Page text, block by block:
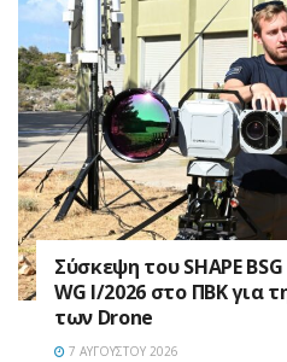
Σύσκεψη του SHAPE
WG I/2026 στο ΠΒΚ για
των Drone
7 ΑΥΓΟΎΣΤΟΥ 2026